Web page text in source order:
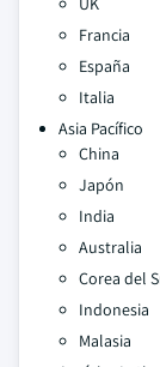
Francia
España
Italia
Asia Pacífico
China
Japón
India
Australia
Corea del
Indonesia
Malasia